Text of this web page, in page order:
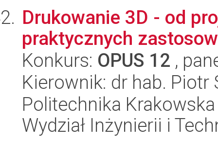
Drukowanie 3D - od
praktycznych
Konkurs: OPUS 12 ,
Kierownik: dr hab. Piotr
Politechnika
Wydział Inżynierii i